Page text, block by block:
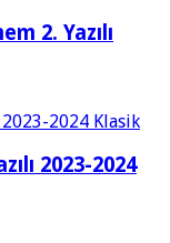
2. Yazılı
2023-2024